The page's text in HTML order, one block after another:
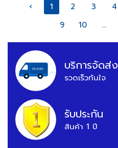
‹ 1 2 3 4
9
10 ...
บริการจัดส่ง
รวดเร็วทันใจ
รับประกัน
สินค้า 1 ปี